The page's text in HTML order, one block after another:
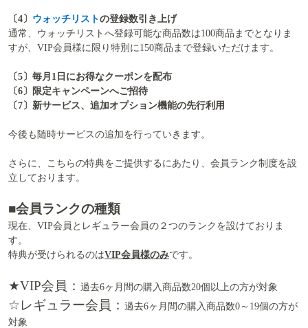
〔4〕 ウォッチリストの登録数引き上げ
通常、ウォッチリストへ登録可能な商品数は100商品までとなりま
すが、VIP会員様に限り特別に150商品まで登録いただけます。
〔5〕毎月1日にお得なクーポンを配布
〔6〕限定キャンペーンへご招待
〔7〕新サービス、追加オプション機能の先行利用
今後も随時サービスの追加を行っていきます。
さらに、こちらの特典をご提供するにあたり、会員ランク制度を設
立しております。
■会員ランクの種類
現在、VIP会員とレギュラー会員の２つのランクを設けておりま
す。
特典が受けられるのはVIP会員様のみです。
★VIP会員： 過去6ヶ月間の購入商品数20個以上の方が対象
☆レギュラー会員： 過去6ヶ月間の購入商品数0～19個の方が
対象